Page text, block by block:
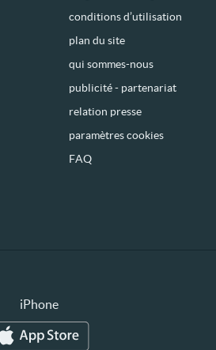
conditions d’utilisation
plan du site
qui sommes-nous
publicité - partenariat
relation presse
paramètres cookies
FAQ
iPhone